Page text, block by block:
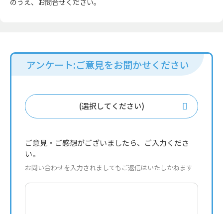
のうえ、お問合せください。
アンケート:ご意見をお聞かせください
(選択してください)
ご意見・ご感想がございましたら、ご入力くださ
い。
お問い合わせを入力されましてもご返信はいたしかねます